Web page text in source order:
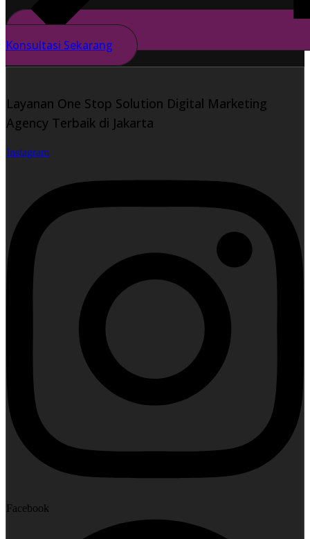
Konsultasi Sekarang
Layanan One Stop Solution Digital Marketing
Agency Terbaik di Jakarta
Instagram
Facebook